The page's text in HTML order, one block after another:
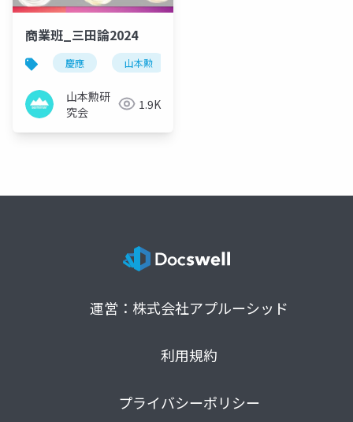
商業班_三田論2024
慶應 山本勲
山本勲研
究会
1.9K
運営：株式会社アプルーシッド
利用規約
プライバシーポリシー